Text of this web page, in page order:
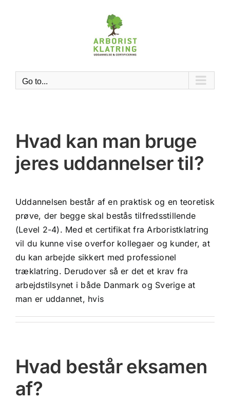
Go to...
Hvad kan man bruge
jeres uddannelser til?
Uddannelsen består af en praktisk og en teoretisk
prøve, der begge skal bestås tilfredsstillende
(Level 2-4). Med et certifikat fra Arboristklatring
vil du kunne vise overfor kollegaer og kunder, at
du kan arbejde sikkert med professionel
træklatring. Derudover så er det et krav fra
arbejdstilsynet i både Danmark og Sverige at
man er uddannet, hvis
Hvad består eksamen
af?